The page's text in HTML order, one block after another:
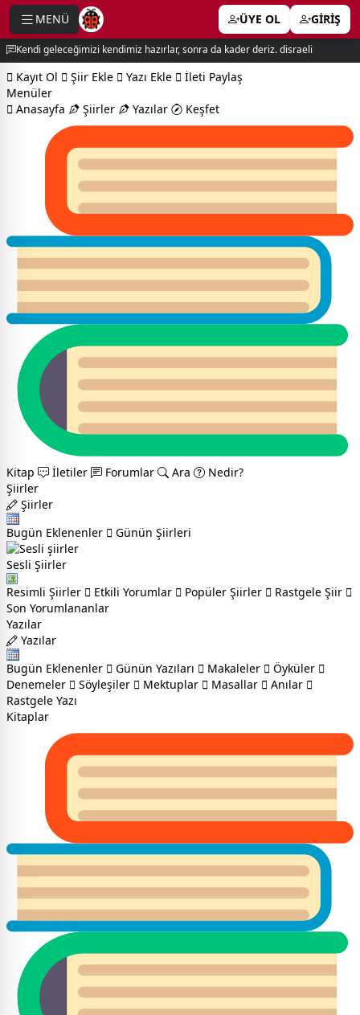
MENÜ ÜYE OL GİRİŞ
Kendi geleceğimizi kendimiz hazırlar, sonra da kader deriz. disraeli
Kayıt Ol Şiir Ekle Yazı Ekle
İleti Paylaş
Menüler
Anasayfa
Şiirler Yazılar Keşfet
Kitap İletiler Forumlar Ara
Nedir?
Şiirler
Şiirler
Bugün Eklenenler
Günün Şiirleri
Sesli Şiirler
Resimli Şiirler
Etkili Yorumlar Popüler Şiirler
Rastgele Şiir
Son Yorumlananlar
Yazılar
Yazılar
Bugün Eklenenler
Günün Yazıları Makaleler
Öyküler
Denemeler
Söyleşiler Mektuplar Masallar
Anılar
Rastgele Yazı
Kitaplar
menu